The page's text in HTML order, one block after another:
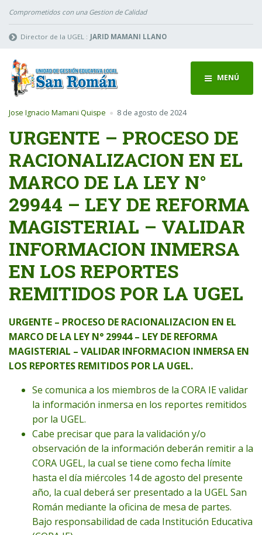
Comprometidos con una Gestion de Calidad
Director de la UGEL : JARID MAMANI LLANO
MENÚ
Jose Ignacio Mamani Quispe 8 de agosto de 2024
URGENTE – PROCESO DE
RACIONALIZACION EN EL
MARCO DE LA LEY N°
29944 – LEY DE REFORMA
MAGISTERIAL – VALIDAR
INFORMACION INMERSA
EN LOS REPORTES
REMITIDOS POR LA UGEL
URGENTE – PROCESO DE RACIONALIZACION EN EL
MARCO DE LA LEY N° 29944 – LEY DE REFORMA
MAGISTERIAL – VALIDAR INFORMACION INMERSA EN
LOS REPORTES REMITIDOS POR LA UGEL.
Se comunica a los miembros de la CORA IE validar
la información inmersa en los reportes remitidos
por la UGEL.
Cabe precisar que para la validación y/o
observación de la información deberán remitir a la
CORA UGEL, la cual se tiene como fecha límite
hasta el día miércoles 14 de agosto del presente
año, la cual deberá ser presentado a la UGEL San
Román mediante la oficina de mesa de partes.
Bajo responsabilidad de cada Institución Educativa